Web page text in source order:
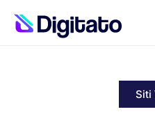
Siti